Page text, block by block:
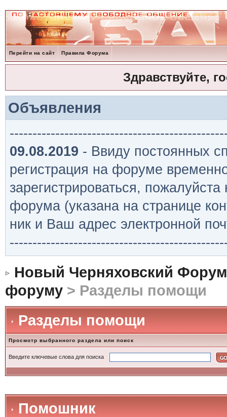
Перейти на сайт Правила Форума
Здравствуйте,
Объявления
09.08.2019 - Ввиду постоянных
регистрация на форуме
зарегистрироваться,
форума (указана на странице
ник и Ваш адрес электронной
Новый Черняховский Форум
форуму> Разделы помощи
Разделы помощи
Просмотр выбранного раздела или поиск
Введите ключевые слова для поиска
Помошник